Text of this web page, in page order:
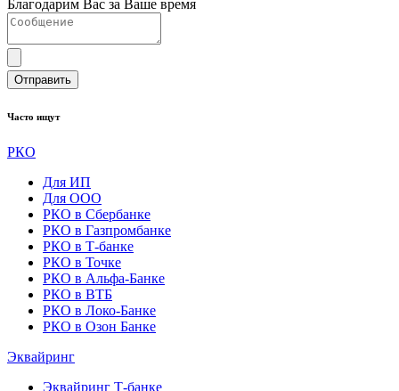
Благодарим Вас за Ваше время
Отправить
Часто ищут
РКО
Для ИП
Для ООО
РКО в Сбербанке
РКО в Газпромбанке
РКО в Т-банке
РКО в Точке
РКО в Альфа-Банке
РКО в ВТБ
РКО в Локо-Банке
РКО в Озон Банке
Эквайринг
Эквайринг Т-банке